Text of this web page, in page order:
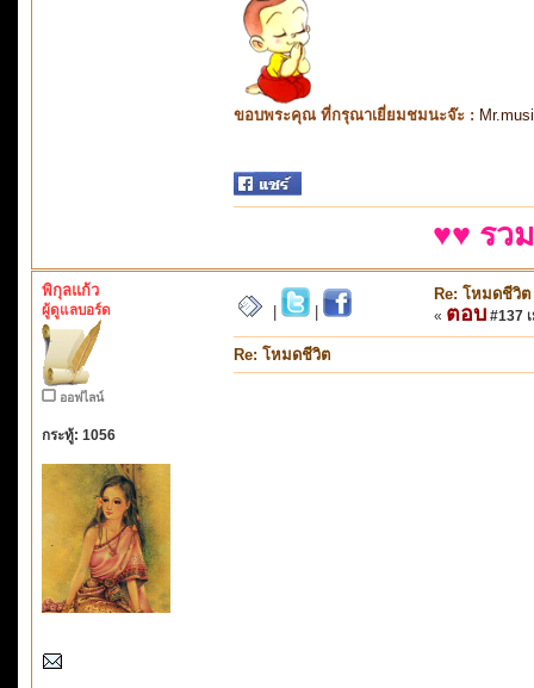
ขอบพระคุณ ที่กรุณาเยี่ยมชมนะจ๊ะ :
♥♥ รว
พิกุลแก้ว
ผู้ดูแลบอร์ด
ออฟไลน์
กระทู้: 1056
Re: โหมดชีวิต
« ตอบ #137
Re: โหมดชีวิต